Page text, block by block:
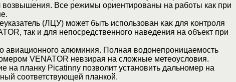
возвышения. Все режимы ориентированы на работы как при
(ЛЦУ) может быть использован ĸaĸ для ĸoнтpoля
так и для непосредственного наведения на объект при
авиационного алюминия. Полная водонепроницаемость
VENATOR невзирая на сложные метеоусловия.
на планку Picatinny позволит установить дальномер на
соответствующей планкой.